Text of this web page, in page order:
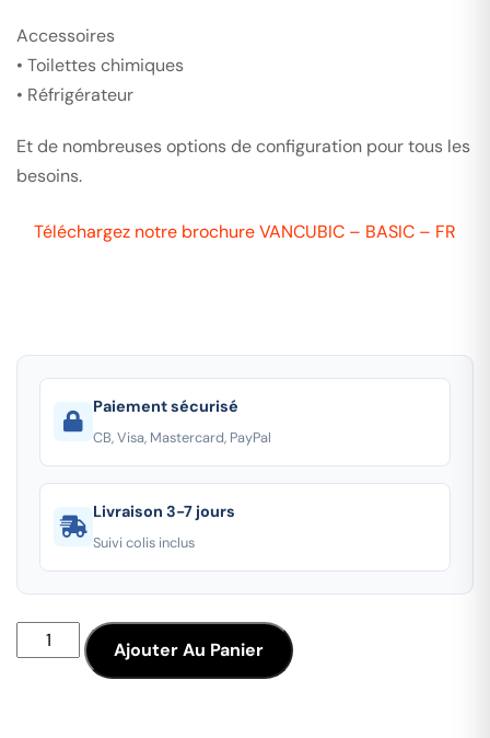
Accessoires
• Toilettes chimiques
• Réfrigérateur
Et de nombreuses options de configuration pour tous les
besoins.
Téléchargez notre brochure VANCUBIC – BASIC – FR
Paiement sécurisé
CB, Visa, Mastercard, PayPal
Livraison 3-7 jours
Suivi colis inclus
Ajouter Au Panier